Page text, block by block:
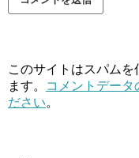
このサイトはスパム
ます。
コメントデータ
ださい。